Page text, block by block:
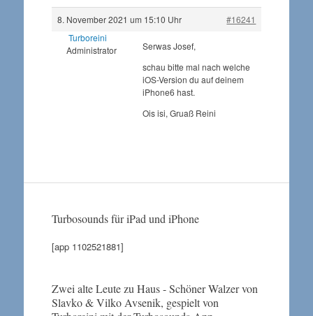
8. November 2021 um 15:10 Uhr
#16241
Turboreini
Administrator
Serwas Josef,
schau bitte mal nach welche
iOS-Version du auf deinem
iPhone6 hast.
Ois isi, Gruaß Reini
Turbosounds für iPad und iPhone
[app 1102521881]
Zwei alte Leute zu Haus - Schöner Walzer von
Slavko & Vilko Avsenik, gespielt von